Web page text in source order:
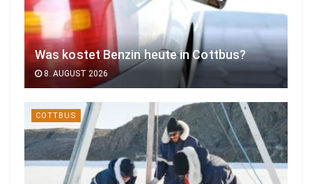
Was kostet Benzin heute in Cottbus?
8. AUGUST 2026
COTTBUS